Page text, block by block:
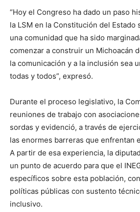
“Hoy el Congreso ha dado un paso
la LSM en la Constitución del
una comunidad que ha sido
comenzar a construir un Michoacán
la comunicación y a la inclusión sea
todas y todos”, expresó.
Durante el proceso legislativo, la
reuniones de trabajo con
sordas y evidenció, a través de
las enormes barreras que enfrentan
A partir de esa experiencia, la
un punto de acuerdo para que el
específicos sobre esta población,
políticas públicas con sustento
inclusivo.